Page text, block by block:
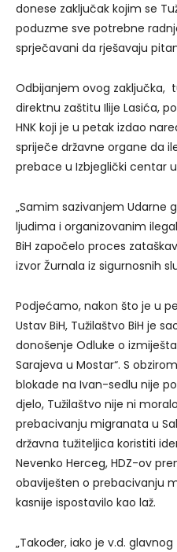
donese zaključak kojim se
poduzme sve potrebne
sprječavani da rješavaju
Odbijanjem ovog zaključka,
direktnu zaštitu Ilije Lasića,
HNK koji je u petak izdao
spriječe državne organe da
prebace u Izbjeglički centar
„Samim sazivanjem Udarne
ljudima i organizovanim
BiH započelo proces
izvor Žurnala iz sigurnosnih
Podjećamo, nakon što je u
Ustav BiH, Tužilaštvo BiH je
donošenje Odluke o
Sarajeva u Mostar“. S
blokade na Ivan-sedlu nije
djelo, Tužilaštvo nije ni
prebacivanju migranata u
državna tužiteljica koristiti
Nevenko Herceg, HDZ-ov
obaviješten o prebacivanju
kasnije ispostavilo kao laž.
„Također, iako je v.d.